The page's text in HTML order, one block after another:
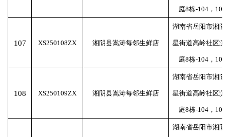
庭8栋-104，105
107 XS250108ZX 湘阴县嵩涛每邻生鲜店
湖南省岳阳市湘阴
星街道高岭社区滨
庭8栋-104，105
108 XS250109ZX 湘阴县嵩涛每邻生鲜店
湖南省岳阳市湘阴
星街道高岭社区滨
庭8栋-104，105
湖南省岳阳市湘阴